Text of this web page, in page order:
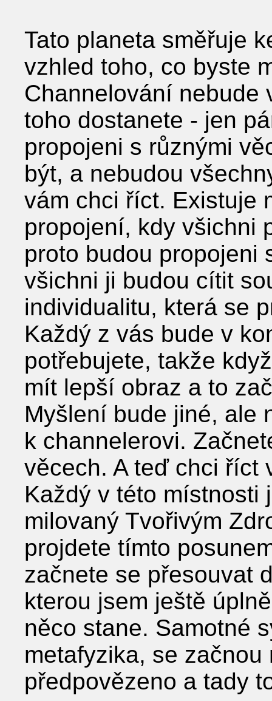
Tato planeta směřuje
vzhled toho, co byste
Channelování nebude
toho dostanete - jen
propojeni s různými
být, a nebudou
vám chci říct. Existuje
propojení, kdy všichni
proto budou propojeni
všichni ji budou cítit
individualitu, která se
Každý z vás bude v
potřebujete, takže
mít lepší obraz a to
Myšlení bude jiné, ale
k channelerovi.
věcech. A teď chci říct
Každý v této místnosti
milovaný Tvořivým
projdete tímto
začnete se přesouvat
kterou jsem ještě
něco stane. Samotné
metafyzika, se začnou
předpovězeno a tady